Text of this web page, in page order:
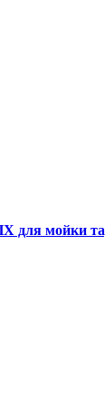
для мойки